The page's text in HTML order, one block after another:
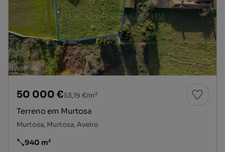
50 000 €53,19 €/m²
Terreno em Murtosa
Murtosa, Murtosa, Aveiro
Preço por metro quadrado
940 m²